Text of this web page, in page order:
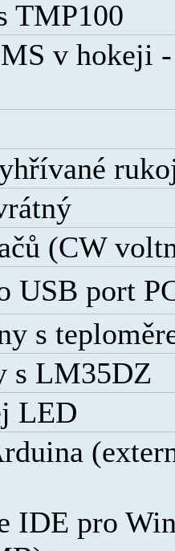
TMP100
v hokeji
(CW
USB port
s
s LM35DZ
LED
IDE pro